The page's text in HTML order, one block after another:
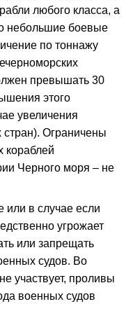
любого класса, а
небольшие боевые
по тоннажу
превышать 30
этого
увеличения
Ограничены
кораблей
Черного моря – не
или в случае если
угрожает
или запрещать
судов. Во
участвует, проливы
военных судов